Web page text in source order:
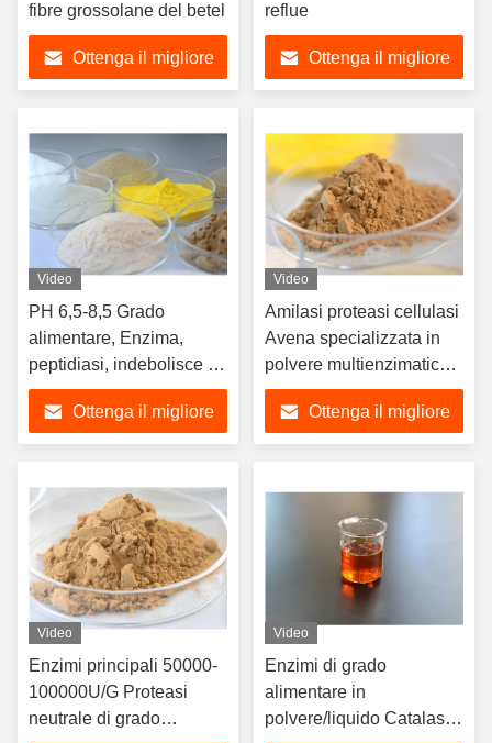
fibre grossolane del betel
Ottenga il migliore
reflue
Ottenga il migliore
Video
PH 6,5-8,5 Grado
alimentare, Enzima,
peptidiasi, indebolisce il
sapore amaro
Ottenga il migliore
Video
Amilasi proteasi cellulasi
Avena specializzata in
polvere multienzimatica
di grado alimentare
Ottenga il migliore
Video
Enzimi principali 50000-
100000U/G Proteasi
neutrale di grado
Video
Enzimi di grado
alimentare in
polvere/liquido Catalase